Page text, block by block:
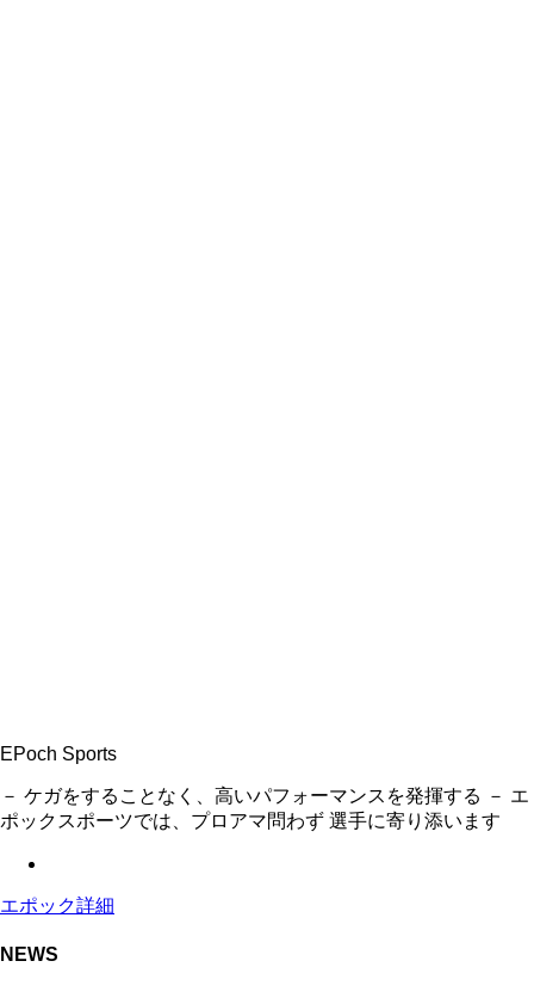
EPoch Sports
－ ケガをすることなく、高いパフォーマンスを発揮する － エ
ポックスポーツでは、プロアマ問わず 選手に寄り添います
エポック詳細
NEWS